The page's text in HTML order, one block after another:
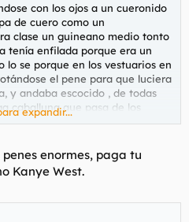
con los ojos a un cueronido
de cuero como un
clase un guineano medio tonto
tenía enfilada porque era un
se porque en los vestuarios en
el pene para que luciera
y andaba escocido , de todas
caballuna que pasa de los
expandir...
enormes, paga tu
Kanye West.